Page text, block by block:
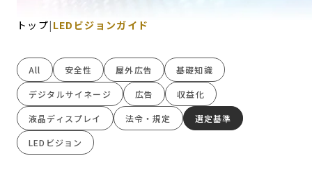
トップ| LEDビジョンガイド
All 安全性 屋外広告 基礎知識
デジタルサイネージ 広告 収益化
液晶ディスプレイ 法令・規定 選定基準
LEDビジョン